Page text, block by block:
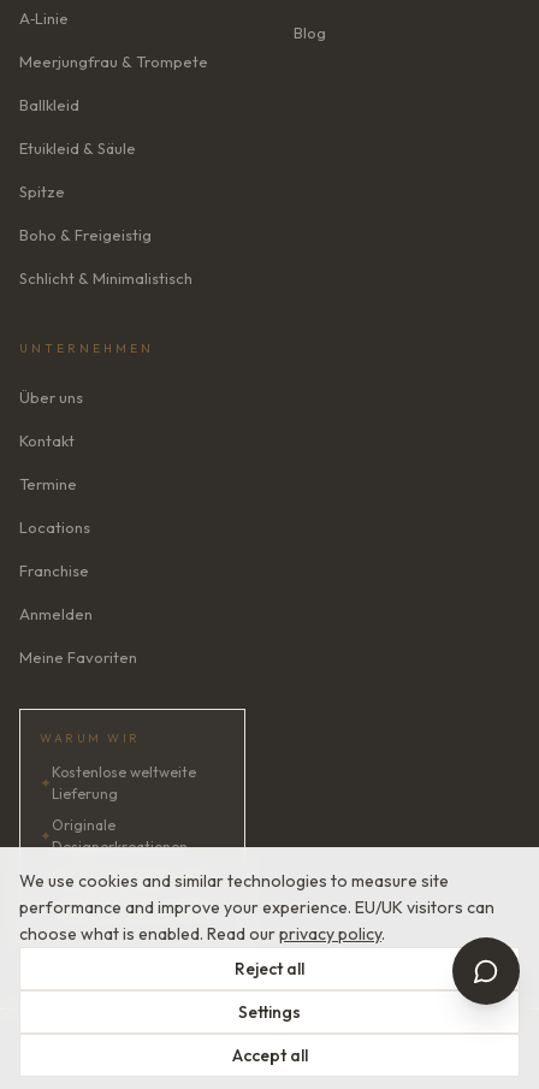
We use cookies and similar technologies to measure site
performance and improve your experience. EU/UK visitors can
choose what is enabled. Read ourprivacy policy.
Reject all
Settings
Accept all
A‑Linie
Meerjungfrau & Trompete
Ballkleid
Etuikleid & Säule
Spitze
Boho & Freigeistig
Schlicht & Minimalistisch
Blog
UNTERNEHMEN
Über uns
Kontakt
Termine
Locations
Franchise
Anmelden
Meine Favoriten
WARUM WIR
✦
Kostenlose weltweite
Lieferung
✦
Originale
Designerkreationen
✦KI-Brautberaterin · 24/7
✦Zufriedenheit garantiert
Datenschutzerklärung